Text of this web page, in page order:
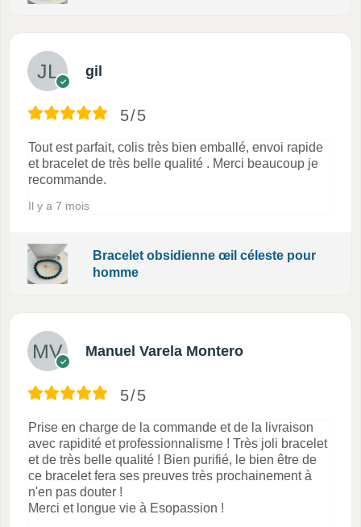
gil
5/5
Tout est parfait, colis très bien emballé, envoi rapide
et bracelet de très belle qualité . Merci beaucoup je
recommande.
Il y a 7 mois
Bracelet obsidienne œil céleste pour
homme
Manuel Varela Montero
5/5
Prise en charge de la commande et de la livraison
avec rapidité et professionnalisme ! Très joli bracelet
et de très belle qualité ! Bien purifié, le bien être de
ce bracelet fera ses preuves très prochainement à
n'en pas douter !
Merci et longue vie à Esopassion !